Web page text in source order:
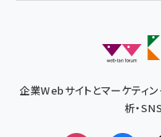
企業Webサイトとマーケティ
析・